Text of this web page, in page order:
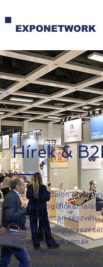
EXPONETWORK
Hírek &
Ezen az oldalon olyan
és összefoglalókat talál,
segítik a vásári részvétel
megfelelő
egyes kiállítási témák
megismerését
nemzetközi piacralépést.